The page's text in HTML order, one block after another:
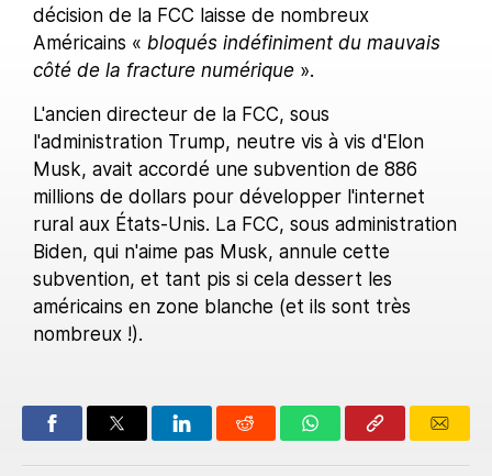
décision de la FCC laisse de nombreux
Américains « bloqués indéfiniment du mauvais
côté de la fracture numérique ».
L'ancien directeur de la FCC, sous
l'administration Trump, neutre vis à vis d'Elon
Musk, avait accordé une subvention de 886
millions de dollars pour développer l'internet
rural aux États-Unis. La FCC, sous administration
Biden, qui n'aime pas Musk, annule cette
subvention, et tant pis si cela dessert les
américains en zone blanche (et ils sont très
nombreux !).